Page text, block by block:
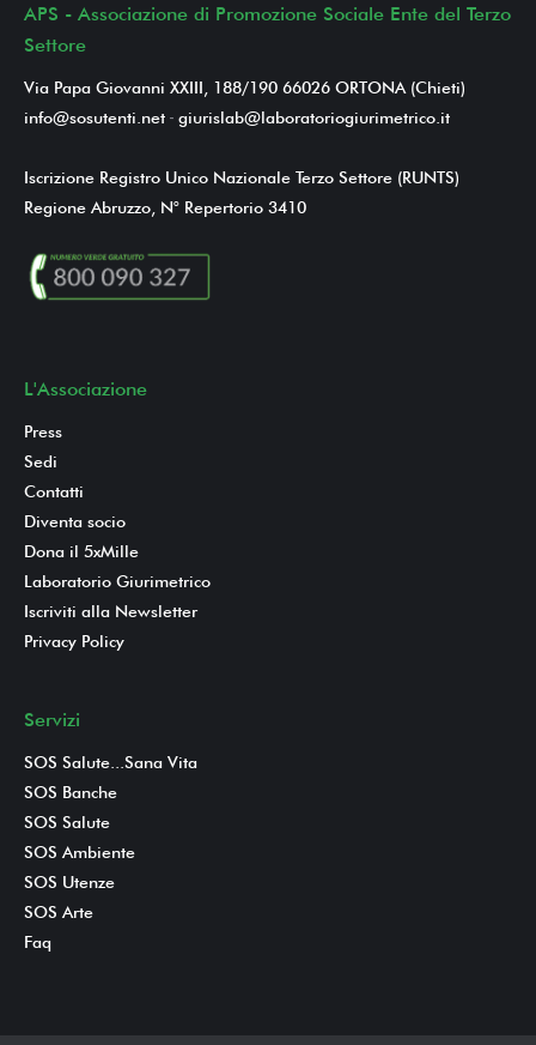
APS - Associazione di Promozione Sociale Ente del Terzo
Settore
Via Papa Giovanni XXIII, 188/190 66026 ORTONA (Chieti)
info@sosutenti.net - giurislab@laboratoriogiurimetrico.it
Iscrizione Registro Unico Nazionale Terzo Settore (RUNTS)
Regione Abruzzo, N° Repertorio 3410
L'Associazione
Press
Sedi
Contatti
Diventa socio
Dona il 5xMille
Laboratorio Giurimetrico
Iscriviti alla Newsletter
Privacy Policy
Servizi
SOS Salute...Sana Vita
SOS Banche
SOS Salute
SOS Ambiente
SOS Utenze
SOS Arte
Faq